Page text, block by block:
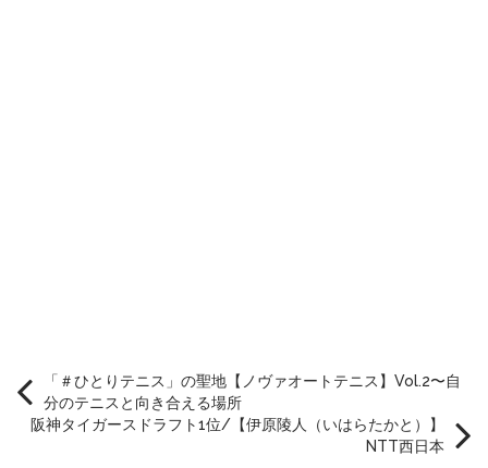
「＃ひとりテニス」の聖地【ノヴァオートテニス】Vol.2〜自
分のテニスと向き合える場所
阪神タイガースドラフト1位/【伊原陵人（いはらたかと）】
NTT西日本